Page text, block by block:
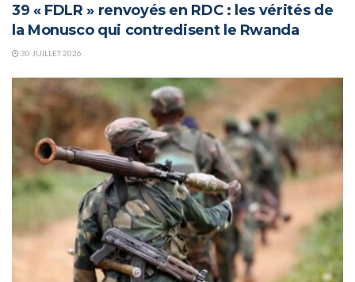
39 « FDLR » renvoyés en RDC : les vérités de
la Monusco qui contredisent le Rwanda
30 JUILLET 2026